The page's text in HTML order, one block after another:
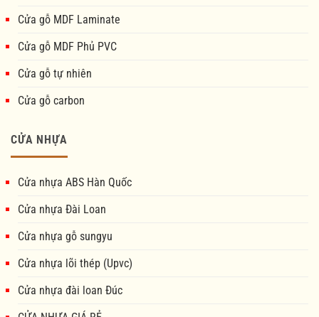
Cửa gỗ MDF Laminate
Cửa gỗ MDF Phủ PVC
Cửa gỗ tự nhiên
Cửa gỗ carbon
CỬA NHỰA
Cửa nhựa ABS Hàn Quốc
Cửa nhựa Đài Loan
Cửa nhựa gỗ sungyu
Cửa nhựa lõi thép (Upvc)
Cửa nhựa đài loan Đúc